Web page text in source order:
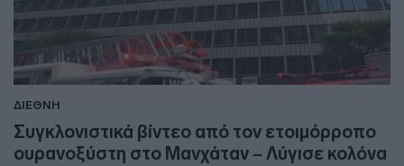
ΔΙΕΘΝΗ
Συγκλονιστικά βίντεο από τον ετοιμόρροπο
ουρανοξύστη στο Μανχάταν – Λύγισε κολόνα